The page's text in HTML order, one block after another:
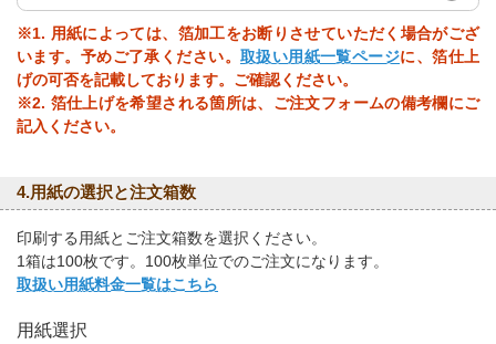
※1. 用紙によっては、箔加工をお断りさせていただく場合がござ
います。予めご了承ください。 取扱い用紙一覧ページに、箔仕上
げの可否を記載しております。ご確認ください。
※2. 箔仕上げを希望される箇所は、ご注文フォームの備考欄にご
記入ください。
4.用紙の選択と注文箱数
印刷する用紙とご注文箱数を選択ください。
1箱は100枚です。100枚単位でのご注文になります。
取扱い用紙料金一覧はこちら
用紙選択